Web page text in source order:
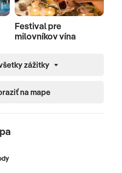
Festival pre
milovníkov vína
zážitky
na mape